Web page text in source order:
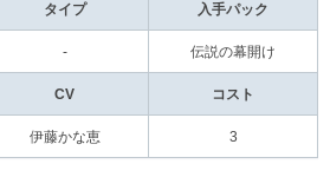
タイプ 入手パック
- 伝説の幕開け
CV コスト
伊藤かな恵 3